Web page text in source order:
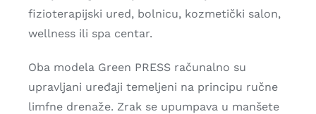
fizioterapijski ured, bolnicu, kozmetički salon,
wellness ili spa centar.
Oba modela Green PRESS računalno su
upravljani uređaji temeljeni na principu ručne
limfne drenaže. Zrak se upumpava u manšete